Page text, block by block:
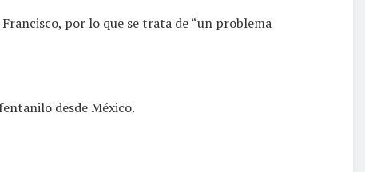
por lo que se trata de “un problema
desde México.